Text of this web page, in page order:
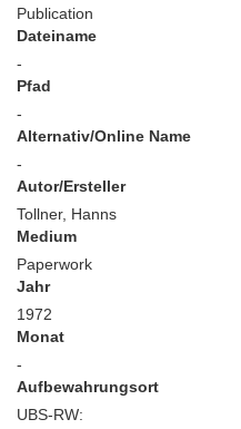
Publication
Dateiname
-
Pfad
-
Alternativ/Online Name
-
Autor/Ersteller
Tollner, Hanns
Medium
Paperwork
Jahr
1972
Monat
-
Aufbewahrungsort
UBS-RW: